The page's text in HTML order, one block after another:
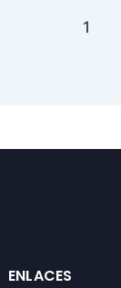
1
ENLACES